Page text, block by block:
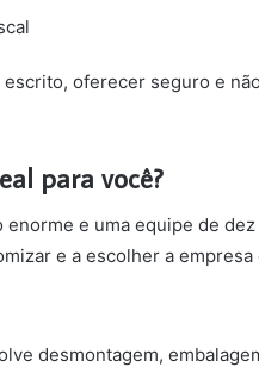
oferecer seguro e
para você?
e uma equipe de
e a escolher a empresa
desmontagem,